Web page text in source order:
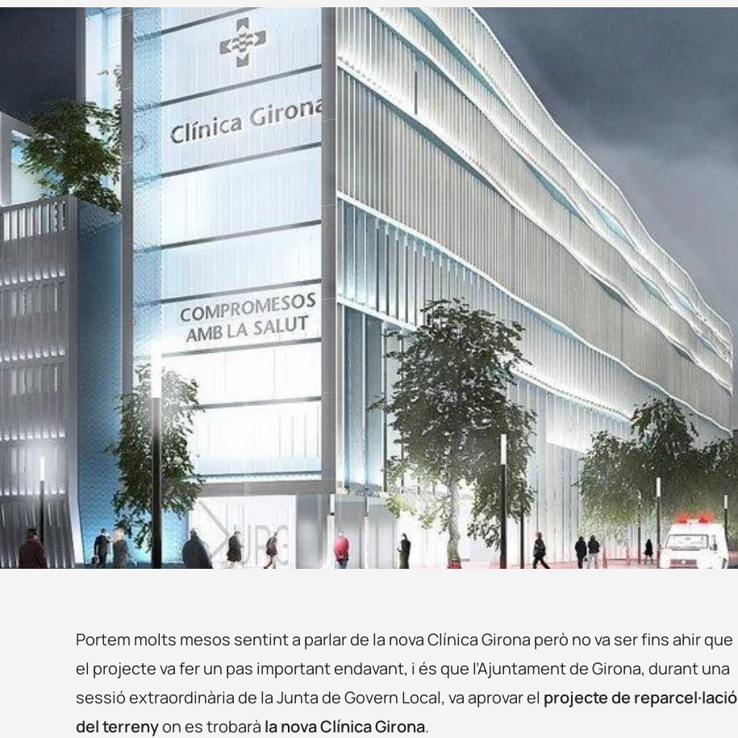
Portem molts mesos sentint a parlar de la nova Clínica Girona però no va ser fins ahir que
el projecte va fer un pas important endavant, i és que l’Ajuntament de Girona, durant una
sessió extraordinària de la Junta de Govern Local, va aprovar el projecte de reparcel·lació
del terrenyon es trobarà la nova Clínica Girona.